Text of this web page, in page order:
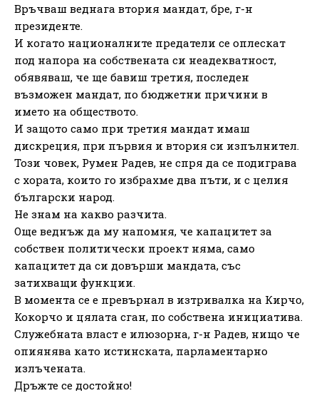
Връчваш веднага втория мандат, бре, г-н
президенте.
И когато националните предатели се оплескат
под напора на собствената си неадекватност,
обявяваш, че ще бавиш третия, последен
възможен мандат, по бюджетни причини в
името на обществото.
И защото само при третия мандат имаш
дискреция, при първия и втория си изпълнител.
Този човек, Румен Радев, не спря да се подиграва
с хората, които го избрахме два пъти, и с целия
български народ.
Не знам на какво разчита.
Още веднъж да му напомня, че капацитет за
собствен политически проект няма, само
капацитет да си довърши мандата, със
затихващи функции.
В момента се е превърнал в изтривалка на Кирчо,
Кокорчо и цялата сган, по собствена инициатива.
Служебната власт е илюзорна, г-н Радев, нищо че
опиянява като истинската, парламентарно
излъчената.
Дръжте се достойно!